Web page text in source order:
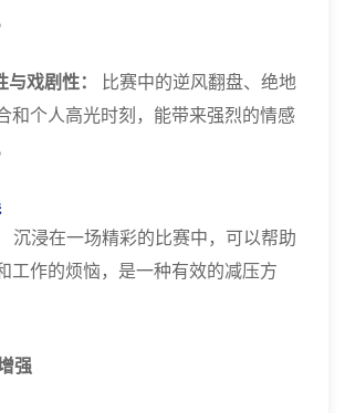
戏剧性：
比赛中的逆风翻盘、绝地
和个人高光时刻，能带来强烈的情感
沉浸在一场精彩的比赛中，可以帮助
工作的烦恼，是一种有效的减压方
强